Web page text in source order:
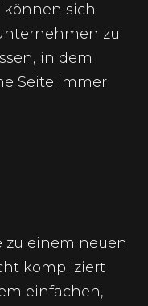
können sich
zu
in dem
Seite immer
zu einem neuen
kompliziert
einfachen,